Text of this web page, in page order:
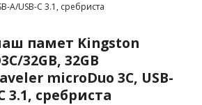
A/USB-C 3.1, сребриста
памет Kingston
32GB, 32GB
microDuo 3C, USB-
3.1, сребриста